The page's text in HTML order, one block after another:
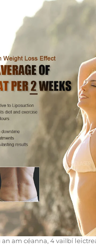
am céanna, 4 vailbí